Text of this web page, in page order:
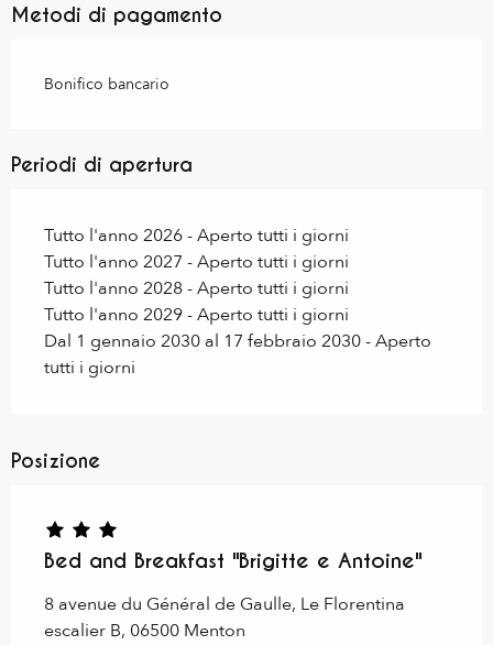
Metodi di pagamento
Bonifico bancario
Periodi di apertura
Tutto l'anno 2026 - Aperto tutti i giorni
Tutto l'anno 2027 - Aperto tutti i giorni
Tutto l'anno 2028 - Aperto tutti i giorni
Tutto l'anno 2029 - Aperto tutti i giorni
Dal 1 gennaio 2030 al 17 febbraio 2030 - Aperto
tutti i giorni
Posizione
Bed and Breakfast "Brigitte e Antoine"
8 avenue du Général de Gaulle, Le Florentina
escalier B, 06500 Menton